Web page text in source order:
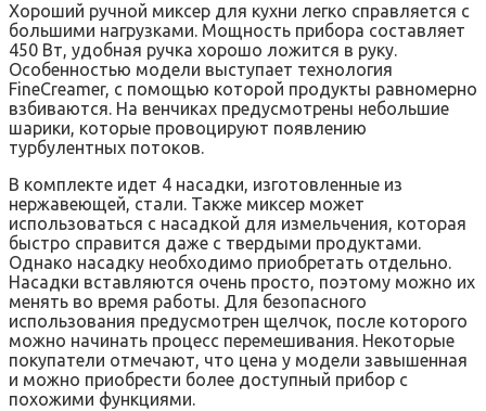
Хороший ручной миксер для кухни легко справляется с
большими нагрузками. Мощность прибора составляет
450 Вт, удобная ручка хорошо ложится в руку.
Особенностью модели выступает технология
FineCreamer, с помощью которой продукты равномерно
взбиваются. На венчиках предусмотрены небольшие
шарики, которые провоцируют появлению
турбулентных потоков.
В комплекте идет 4 насадки, изготовленные из
нержавеющей, стали. Также миксер может
использоваться с насадкой для измельчения, которая
быстро справится даже с твердыми продуктами.
Однако насадку необходимо приобретать отдельно.
Насадки вставляются очень просто, поэтому можно их
менять во время работы. Для безопасного
использования предусмотрен щелчок, после которого
можно начинать процесс перемешивания. Некоторые
покупатели отмечают, что цена у модели завышенная
и можно приобрести более доступный прибор с
похожими функциями.